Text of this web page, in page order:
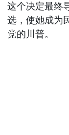
这个决定最终
选，使她成为
党的川普。